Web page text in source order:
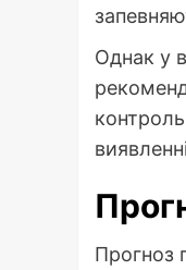
Однак у
Прогноз